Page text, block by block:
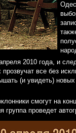
2010 года, и
все без
(и увидеть)
смогут на
группа проведет